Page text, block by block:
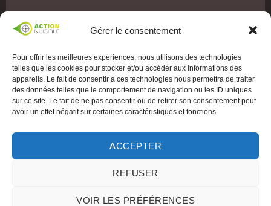
Gérer le consentement
Pour offrir les meilleures expériences, nous utilisons des technologies
telles que les cookies pour stocker et/ou accéder aux informations des
appareils. Le fait de consentir à ces technologies nous permettra de traiter
des données telles que le comportement de navigation ou les ID uniques
sur ce site. Le fait de ne pas consentir ou de retirer son consentement peut
avoir un effet négatif sur certaines caractéristiques et fonctions.
ACCEPTER
REFUSER
VOIR LES PRÉFÉRENCES